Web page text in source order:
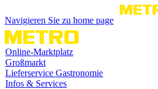
Navigieren Sie zu home page
Online-Marktplatz
Großmarkt
Lieferservice Gastronomie
Infos & Services